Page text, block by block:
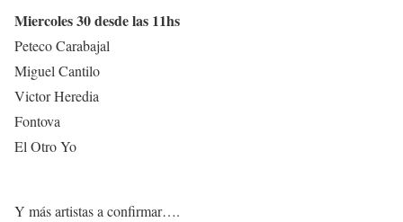
Miercoles 30 desde las 11hs
Peteco Carabajal
Miguel Cantilo
Victor Heredia
Fontova
El Otro Yo
Y más artistas a confirmar….